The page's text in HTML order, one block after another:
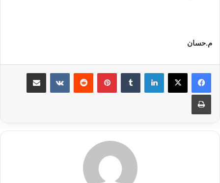
م.حسان
لينكدإن بينتيريست
طباعة